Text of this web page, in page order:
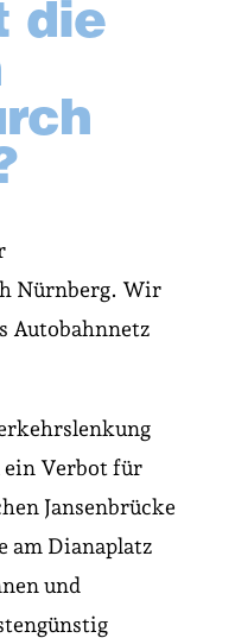
die
Nürnberg. Wir
Autobahnnetz
ein Verbot für
Jansenbrücke
am Dianaplatz
und